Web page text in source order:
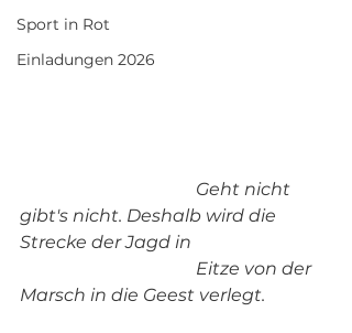
Sport in Rot
Einladungen 2026
Geht nicht
gibt's nicht. Deshalb wird die
Strecke der Jagd in
Marsch in die Geest verlegt.